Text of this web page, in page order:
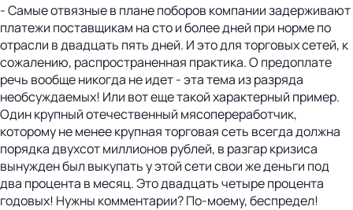
- Самые отвязные в плане поборов компании задерживают
платежи поставщикам на сто и более дней при норме по
отрасли в двадцать пять дней. И это для торговых сетей, к
сожалению, распространенная практика. О предоплате
речь вообще никогда не идет - эта тема из разряда
необсуждаемых! Или вот еще такой характерный пример.
Один крупный отечественный мясопереработчик,
которому не менее крупная торговая сеть всегда должна
порядка двухсот миллионов рублей, в разгар кризиса
вынужден был выкупать у этой сети свои же деньги под
два процента в месяц. Это двадцать четыре процента
годовых! Нужны комментарии? По-моему, беспредел!